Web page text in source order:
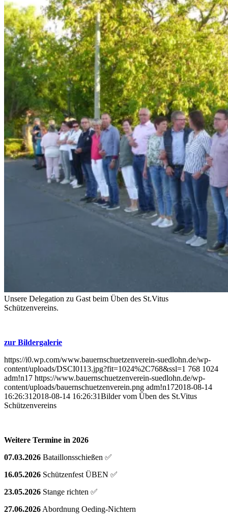
Unsere Delegation zu Gast beim Üben des St.Vitus
Schützenvereins.
zur Bildergalerie
https://i0.wp.com/www.bauernschuetzenverein-suedlohn.de/wp-
content/uploads/DSCI0113.jpg?fit=1024%2C768&ssl=1 768 1024
adm!n17 https://www.bauernschuetzenverein-suedlohn.de/wp-
content/uploads/bauernschuetzenverein.png adm!n172018-08-14
16:26:31 2018-08-14 16:26:31Bilder vom Üben des St.Vitus
Schützenvereins
Weitere Termine in 2026
07.03.2026 Bataillonsschießen ✅
16.05.2026 Schützenfest ÜBEN ✅
23.05.2026 Stange richten ✅
27.06.2026 Abordnung Oeding-Nichtern